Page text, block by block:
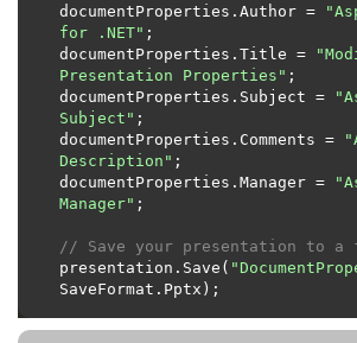
documentProperties.Author =
for .NET"
documentProperties.Title =
Presentation Properties"
documentProperties.Subject =
Subject"
documentProperties.Comments =
Description"
documentProperties.Manager =
Manager"
// Save your presentation to
presentation.Save(